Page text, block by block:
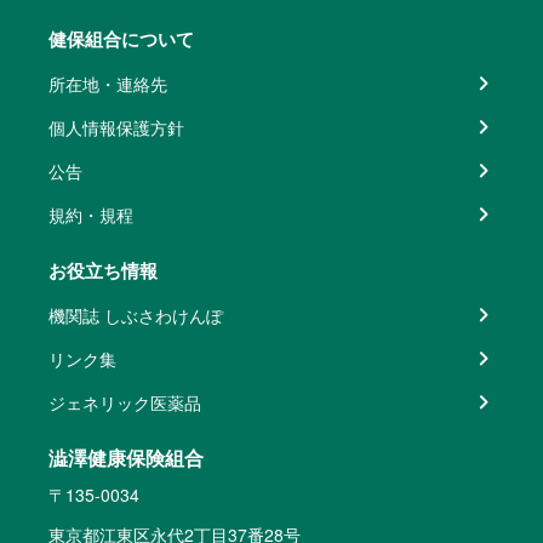
健保組合について
所在地・連絡先
個人情報保護方針
公告
規約・規程
お役立ち情報
機関誌 しぶさわけんぽ
リンク集
ジェネリック医薬品
澁澤健康保険組合
〒135-0034
東京都江東区永代2丁目37番28号